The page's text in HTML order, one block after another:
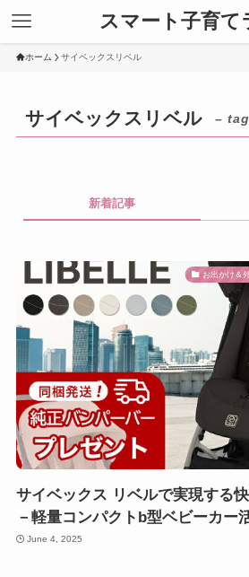
スマート子育て
ホーム サイベックスリベル
サイベックスリベル –
新着記事
お出かけ＆
サイベックス リベルで実現する
－軽量コンパクトb型ベビーカー
June 4, 2025